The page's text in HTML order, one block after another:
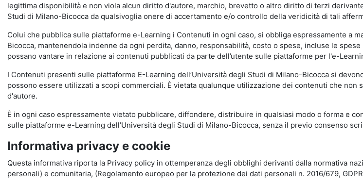
legittima disponibilità e non viola alcun diritto d'autore, marchio, brevetto o altro diritto di terzi
Studi di Milano-Bicocca da qualsivoglia onere di accertamento e/o controllo della veridicità di tali
Colui che pubblica sulle piattaforme e-Learning i Contenuti in ogni caso, si obbliga espressamente a
Bicocca, mantenendola indenne da ogni perdita, danno, responsabilità, costo o spese, incluse le
possano vantare in relazione ai contenuti pubblicati da parte dell’utente sulle piattaforme per l'e-
I Contenuti presenti sulle piattaforme E-Learning dell’Università degli Studi di Milano-Bicocca si
possono essere utilizzati a scopi commerciali. È vietata qualunque utilizzazione dei contenuti che
d'autore.
È in ogni caso espressamente vietato pubblicare, diffondere, distribuire in qualsiasi modo o forma e
sulle piattaforme e-Learning dell’Università degli Studi di Milano-Bicocca, senza il previo consenso
Informativa privacy e cookie
Questa informativa riporta la Privacy policy in ottemperanza degli obblighi derivanti dalla normativa
personali) e comunitaria, (Regolamento europeo per la protezione dei dati personali n. 2016/679,